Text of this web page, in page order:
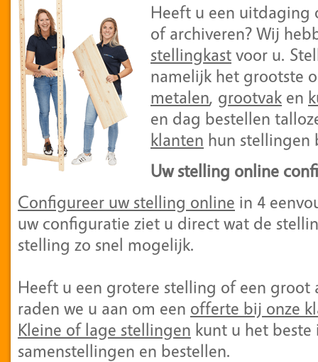
Heeft u een uitdaging
of archiveren? Wij
stellingkast voor u.
namelijk het grootste
metalen, grootvak en
en dag bestellen
klanten hun stellingen
Uw stelling online
Configureer uw stelling online in 4
uw configuratie ziet u direct wat de
stelling zo snel mogelijk.
Heeft u een grotere stelling of een
raden we u aan om een offerte bij onze
Kleine of lage stellingen kunt u het
samenstellingen en bestellen.